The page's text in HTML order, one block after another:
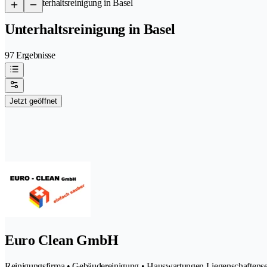
/Unterhaltsreinigung in Basel
Unterhaltsreinigung in Basel
97 Ergebnisse
Jetzt geöffnet
Euro Clean GmbH